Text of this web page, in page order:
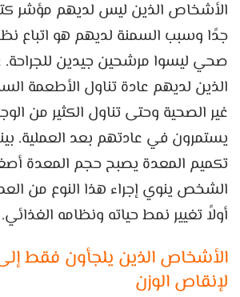
الأشخاص الذين ليس لديهم مؤشر
جدًا وسبب السمنة لديهم هو اتباع
صحي ليسوا مرشحين جيدين للجراحة.
الذين لديهم عادة تناول الأطعمة
غير الصحية وحتى تناول الكثير من
يستمرون في عادتهم بعد العملية.
تكميم المعدة يصبح حجم المعدة
الشخص ينوي إجراء هذا النوع من
أولاً تغيير نمط حياته ونظامه الغذائي.
الأشخاص الذين يلجأون فقط إلى
لإنقاص الوزن